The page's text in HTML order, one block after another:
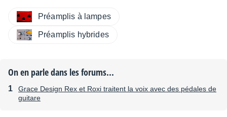
Préamplis à lampes
Préamplis hybrides
On en parle dans les forums...
Grace Design Rex et Roxi traitent la voix avec des pédales de
guitare